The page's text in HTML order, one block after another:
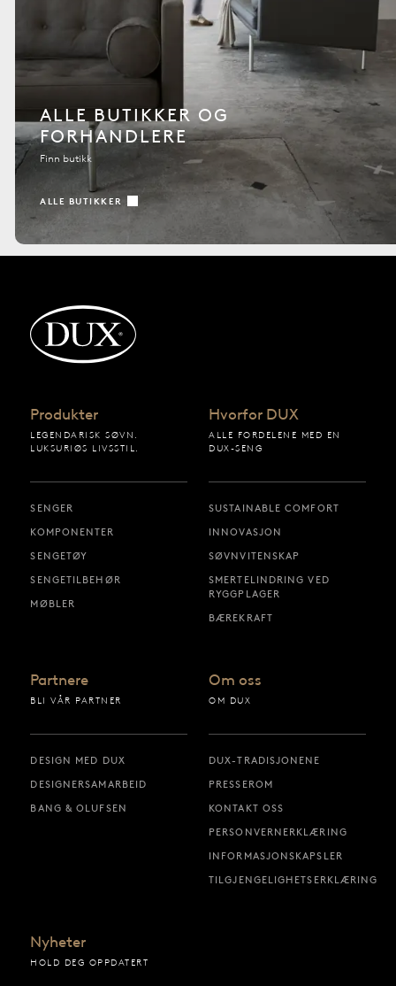
ALLE BUTIKKER OG
FORHANDLERE
Finn butikk
ALLE BUTIKKER
Produkter
LEGENDARISK SØVN.
LUKSURIØS LIVSSTIL.
SENGER
KOMPONENTER
SENGETØY
SENGETILBEHØR
MØBLER
Hvorfor DUX
ALLE FORDELENE MED EN
DUX-SENG
SUSTAINABLE COMFORT
INNOVASJON
SØVNVITENSKAP
SMERTELINDRING VED
RYGGPLAGER
BÆREKRAFT
Partnere
BLI VÅR PARTNER
DESIGN MED DUX
DESIGNERSAMARBEID
BANG & OLUFSEN
Om oss
OM DUX
DUX-TRADISJONENE
PRESSEROM
KONTAKT OSS
PERSONVERNERKLÆRING
INFORMASJONSKAPSLER
TILGJENGELIGHETSERKLÆRING
Nyheter
HOLD DEG OPPDATERT